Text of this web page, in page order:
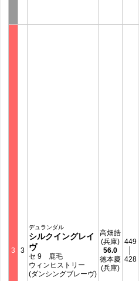
3 3
デュランダル
シルクイングレイ
ヴ
セ 9 鹿毛
ウィンヒストリー
(ダンシングブレーヴ)
高畑皓
(兵庫)
56.0
徳本慶
(兵庫)
449
428